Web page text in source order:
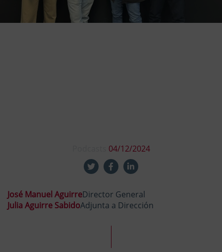
04/12/2024
José Manuel AguirreDirector General
Julia Aguirre SabidoAdjunta a Dirección